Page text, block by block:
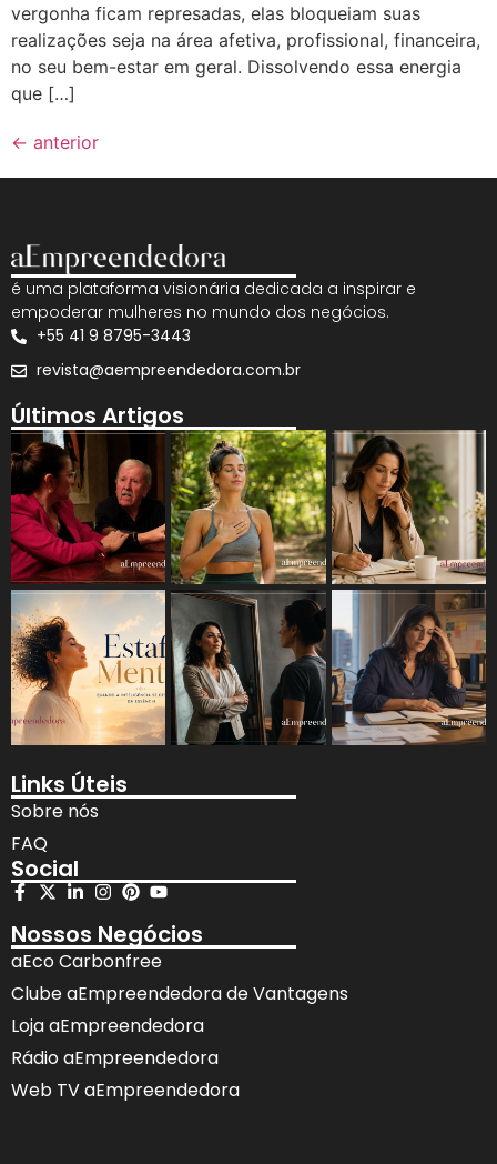
vergonha ficam represadas, elas bloqueiam suas
realizações seja na área afetiva, profissional, financeira,
no seu bem-estar em geral. Dissolvendo essa energia
que […]
← anterior
é uma plataforma visionária dedicada a inspirar e
empoderar mulheres no mundo dos negócios.
+55 41 9 8795-3443
revista@aempreendedora.com.br
Últimos Artigos
Links Úteis
Sobre nós
FAQ
Social
Nossos Negócios
aEco Carbonfree
Clube aEmpreendedora de Vantagens
Loja aEmpreendedora
Rádio aEmpreendedora
Web TV aEmpreendedora